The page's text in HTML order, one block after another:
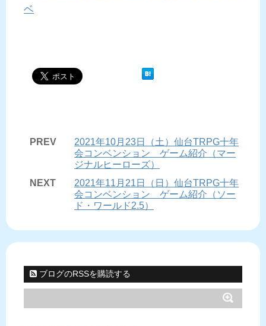
ベ
PREV
2021年10月23日（土）仙台TRPG十年
会コンベンション ゲーム紹介（マー
ジナルヒーローズ）
NEXT
2021年11月21日（日）仙台TRPG十年
会コンベンション ゲーム紹介（ソー
ド・ワールド2.5）
ブログのRSSを購読する